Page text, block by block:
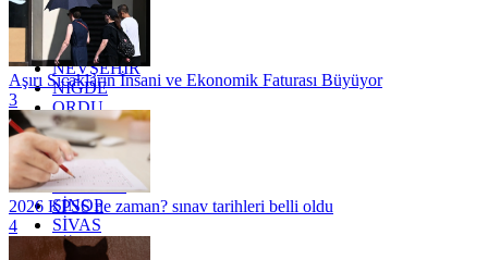
MERSİN
MUĞLA
MUŞ
NEVŞEHİR
NİĞDE
ORDU
OSMANİYE
RİZE
SAKARYA
SAMSUN
SİNOP
SİVAS
SİİRT
Aşırı Sıcakların İnsani ve Ekonomik Faturası Büyüyor
3
2026 KPSS ne zaman? sınav tarihleri belli oldu
4